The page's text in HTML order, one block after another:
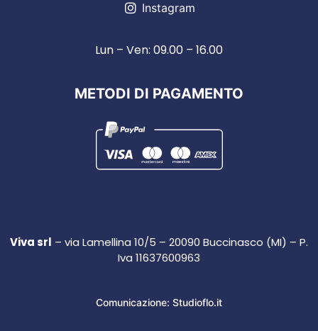
Instagram
Lun – Ven: 09.00 – 16.00
METODI DI PAGAMENTO
Viva srl – via Lamellina 10/5 – 20090 Buccinasco (MI) – P.
Iva 11637600963
Comunicazione: Studioflo.it